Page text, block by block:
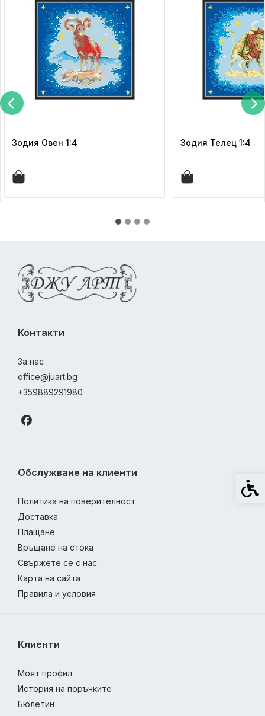
Зодия Овен 1:4 Зодия Телец 1:4
Контакти
За нас
office@juart.bg
+359889291980
Обслужване на клиенти
Политика на поверителност
Доставка
Плащане
Връщане на стока
Свържете се с нас
Карта на сайта
Правила и условия
Клиенти
Моят профил
История на поръчките
Бюлетин